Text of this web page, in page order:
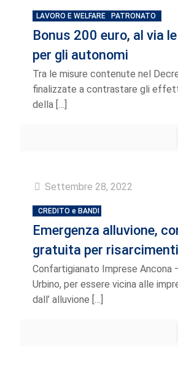
LAVORO E WELFARE PATRONATO
Bonus 200 euro, al via
per gli autonomi
Tra le misure contenute nel
finalizzate a contrastare gli
della […]
Settembre 28, 2022
CREDITO e BANDI
Emergenza alluvione,
gratuita per
Confartigianato Imprese Ancona
Urbino, per essere vicina alle
dall’ alluvione […]